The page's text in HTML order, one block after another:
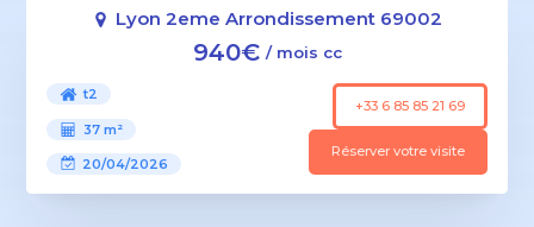
Lyon 2eme Arrondissement 69002
940€ / mois cc
t2
37 m²
20/04/2026
+33 6 85 85 21 69
Réserver votre visite